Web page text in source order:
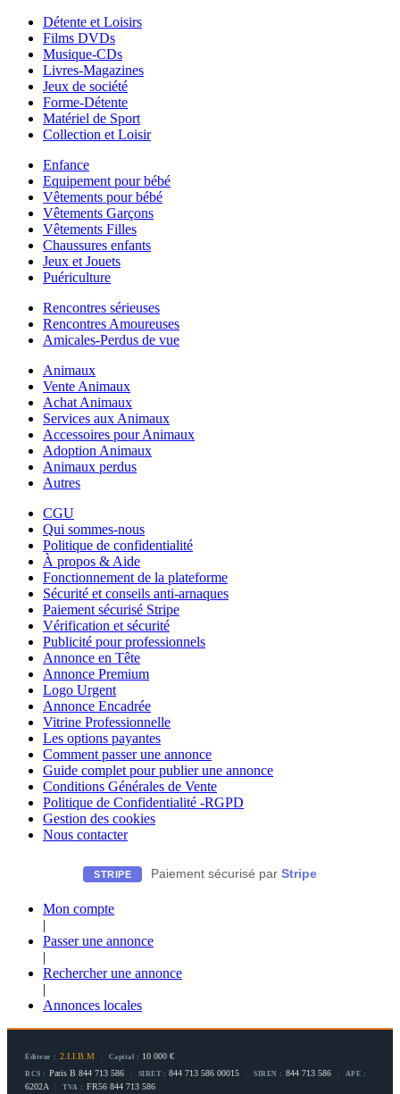
Détente et Loisirs
Films DVDs
Musique-CDs
Livres-Magazines
Jeux de société
Forme-Détente
Matériel de Sport
Collection et Loisir
Enfance
Equipement pour bébé
Vêtements pour bébé
Vêtements Garçons
Vêtements Filles
Chaussures enfants
Jeux et Jouets
Puériculture
Rencontres sérieuses
Rencontres Amoureuses
Amicales-Perdus de vue
Animaux
Vente Animaux
Achat Animaux
Services aux Animaux
Accessoires pour Animaux
Adoption Animaux
Animaux perdus
Autres
CGU
Qui sommes-nous
Politique de confidentialité
À propos & Aide
Fonctionnement de la plateforme
Sécurité et conseils anti-arnaques
Paiement sécurisé Stripe
Vérification et sécurité
Publicité pour professionnels
Annonce en Tête
Annonce Premium
Logo Urgent
Annonce Encadrée
Vitrine Professionnelle
Les options payantes
Comment passer une annonce
Guide complet pour publier une annonce
Conditions Générales de Vente
Politique de Confidentialité -RGPD
Gestion des cookies
Nous contacter
STRIPE Paiement sécurisé par Stripe
Mon compte
|
Passer une annonce
|
Rechercher une annonce
|
Annonces locales
Éditeur : 2.I.I.B.M Capital : 10 000 €
RCS : Paris B 844 713 586 SIRET : 844 713 586 00015 SIREN : 844 713 586 APE :
6202A TVA : FR56 844 713 586